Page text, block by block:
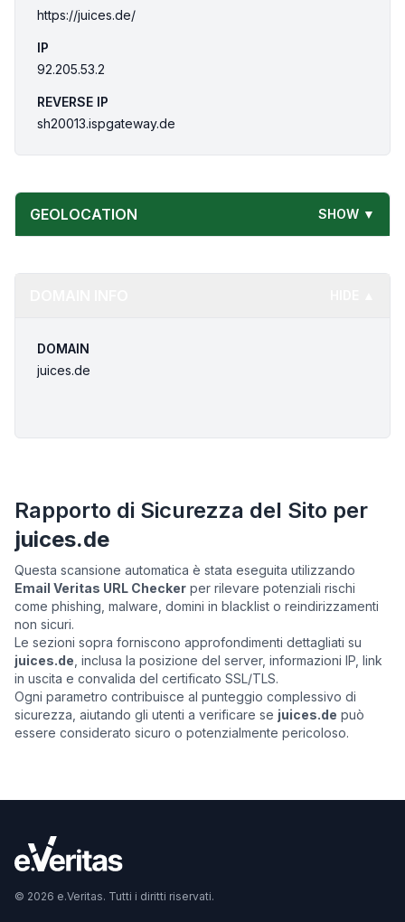
https://juices.de/
IP
92.205.53.2
REVERSE IP
sh20013.ispgateway.de
GEOLOCATION SHOW ▼
DOMAIN
juices.de
Rapporto di Sicurezza del Sito per
juices.de
Questa scansione automatica è stata eseguita utilizzando
Email Veritas URL Checker per rilevare potenziali rischi
come phishing, malware, domini in blacklist o reindirizzamenti
non sicuri.
Le sezioni sopra forniscono approfondimenti dettagliati su
juices.de , inclusa la posizione del server, informazioni IP, link
in uscita e convalida del certificato SSL/TLS.
Ogni parametro contribuisce al punteggio complessivo di
sicurezza, aiutando gli utenti a verificare se juices.de può
essere considerato sicuro o potenzialmente pericoloso.
© 2026 e.Veritas. Tutti i diritti riservati.